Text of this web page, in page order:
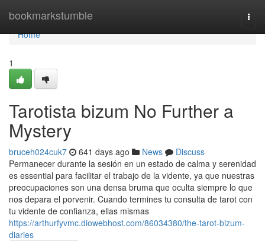
bookmarkstumble
Home
Home
1
Tarotista bizum No Further a
Mystery
bruceh024cuk7 641 days ago News
Discuss
Permanecer durante la sesión en un estado de calma y serenidad
es essential para facilitar el trabajo de la vidente, ya que nuestras
preocupaciones son una densa bruma que oculta siempre lo que
nos depara el porvenir. Cuando termines tu consulta de tarot con
tu vidente de confianza, ellas mismas
https://arthurfyvmc.diowebhost.com/86034380/the-tarot-bizum-
diaries